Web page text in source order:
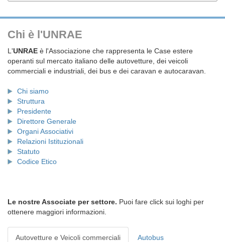
Chi è l'UNRAE
L'UNRAE è l'Associazione che rappresenta le Case estere
operanti sul mercato italiano delle autovetture, dei veicoli
commerciali e industriali, dei bus e dei caravan e autocaravan.
Chi siamo
Struttura
Presidente
Direttore Generale
Organi Associativi
Relazioni Istituzionali
Statuto
Codice Etico
Le nostre Associate per settore. Puoi fare click sui loghi per
ottenere maggiori informazioni.
Autovetture e Veicoli commerciali Autobus